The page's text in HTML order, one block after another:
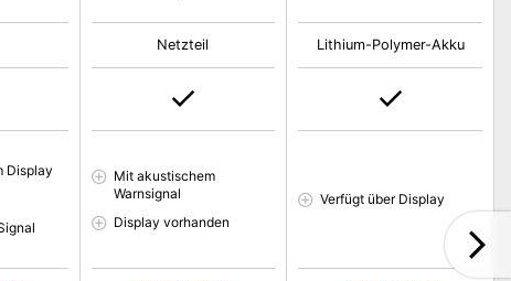
Display
Netzteil
Mit akustischem
Warnsignal
Display vorhanden
Lithium-Polymer-Akku
Verfügt über Display